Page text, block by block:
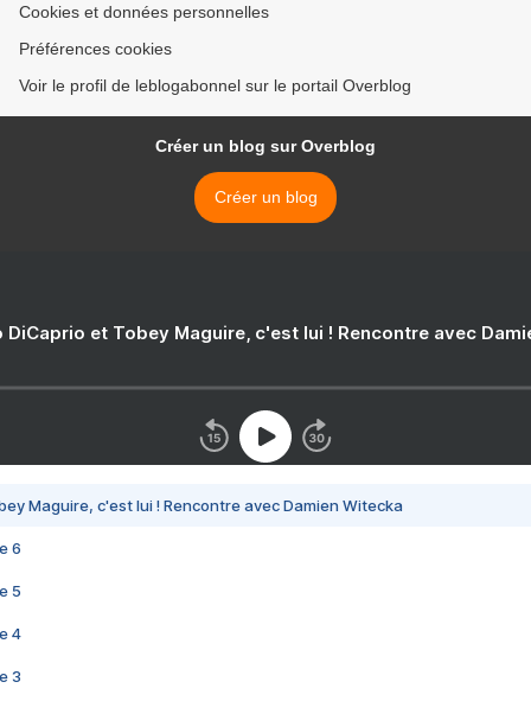
Cookies et données personnelles
Préférences cookies
Voir le profil de leblogabonnel sur le portail Overblog
Créer un blog sur Overblog
Créer un blog
DiCaprio et Tobey Maguire, c'est lui ! Rencontre avec
Maguire, c'est lui ! Rencontre avec Damien Witecka
6
5
4
3